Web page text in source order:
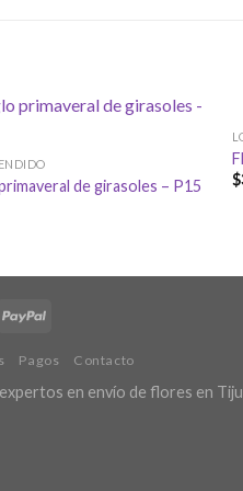
de girasoles – P15
$
Pagos Contacto
en envío de flores en